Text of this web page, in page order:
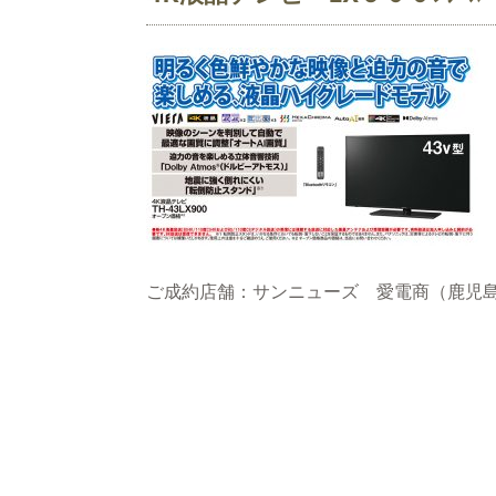
ご成約店舗：サンニューズ 愛電商（鹿児島